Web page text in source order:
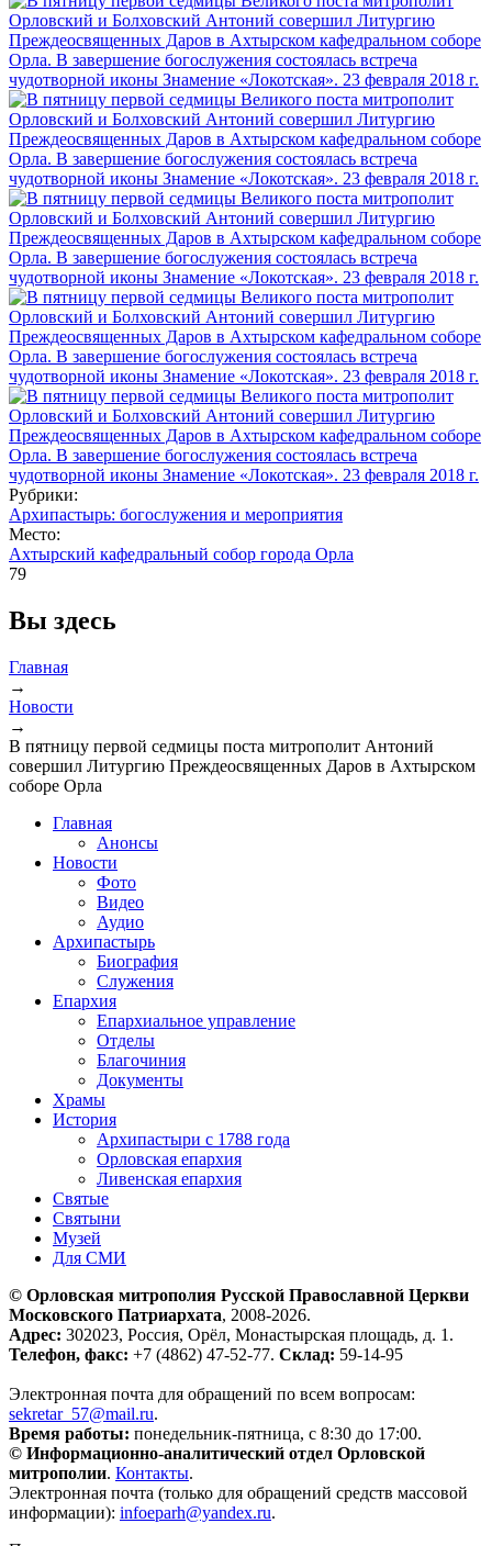
Рубрики:
Архипастырь: богослужения и мероприятия
Место:
Ахтырский кафедральный собор города Орла
79
Вы здесь
Главная
→
Новости
→
В пятницу первой седмицы поста митрополит Антоний
совершил Литургию Преждеосвященных Даров в Ахтырском
соборе Орла
Главная
Анонсы
Новости
Фото
Видео
Аудио
Архипастырь
Биография
Служения
Епархия
Епархиальное управление
Отделы
Благочиния
Документы
Храмы
История
Архипастыри с 1788 года
Орловская епархия
Ливенская епархия
Святые
Святыни
Музей
Для СМИ
© Орловская митрополия Русской Православной Церкви
Московского Патриархата, 2008-2026.
Адрес: 302023, Россия, Орёл, Монастырская площадь, д. 1.
Телефон, факс: +7 (4862) 47-52-77. Склад: 59-14-95
Электронная почта для обращений по всем вопросам:
sekretar_57@mail.ru.
Время работы: понедельник-пятница, с 8:30 до 17:00.
© Информационно-аналитический отдел Орловской
митрополии. Контакты.
Электронная почта (только для обращений средств массовой
информации): infoeparh@yandex.ru.